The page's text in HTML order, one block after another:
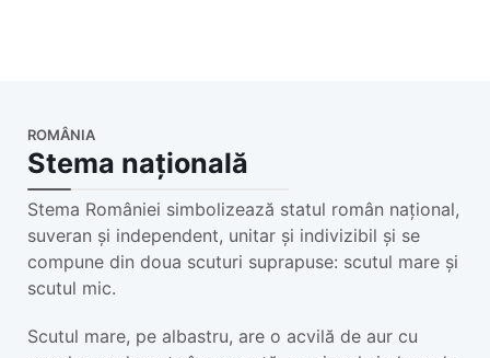
ROMÂNIA
Stema națională
Stema României simbolizează statul român național,
suveran și independent, unitar și indivizibil și se
compune din doua scuturi suprapuse: scutul mare și
scutul mic.
Scutul mare, pe albastru, are o acvilă de aur cu